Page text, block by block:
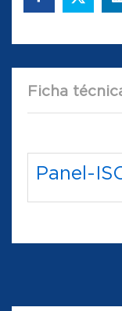
Ficha
Panel-